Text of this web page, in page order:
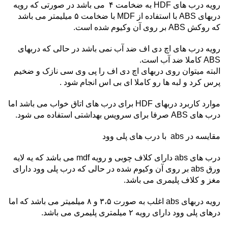
رویه درب های HDF به ضخامت ۴ می باشد در صورتی که رویه
دربهای ABS با استفاده از MDF با ضخامت ۵ میلیمتر می باشد
که روکش ABS بر روی آن وکیوم شده است.
رویه درب های اچ دی اف ضد آب نمی باشد در حالی که دربهای
ABS کاملا ضد آب است.
البته میتوان روی دربهای اچ دی اف را پی وی سی نازک و ضخیم
پرس کرد و لبه ها رو کاملا ای بی اس انجام شود .
موارد کاربرد دربهای HDF برای درب های اتاق خواب می باشد اما
درب های ABS صرفا برای سرویس بهداشتی استفاده می شود.
مقایسه در abs با درب های پلی وود
درب های abs دارای کلاف چوبی و رویه mdf می باشد که یه لایه
ورق abs بر روی آن وکیوم شده در حالی که درب پلی وود دارای
مغز و کلاف پلیمری می باشد.
رویه دربهای abs اغلب به صورت ۳،۵ و ۸ میلمیتر می باشد که اما
درهای پلی وود دارای رویه ۲ میلمتری پلیمری می باشد.